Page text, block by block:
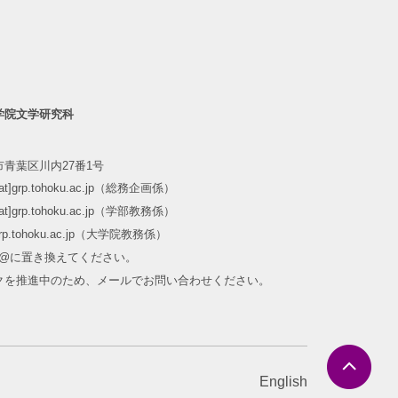
院文学研究科
青葉区川内27番1号
（総務企画係）
（学部教務係）
（大学院教務係）
に置き換えてください。
推進中のため、メールでお問い合わせください。
English